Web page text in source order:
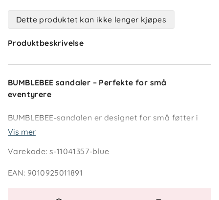
Dette produktet kan ikke lenger kjøpes
Produktbeskrivelse
BUMBLEBEE sandaler – Perfekte for små
eventyrere
BUMBLEBEE-sandalen er designet for små føtter i
bevegelse. Med sin lukkede tå, lettvektsåle og
og frihet for barn som utforsker verden.
Vis mer
Varekode:s-11041357-blue
EAN:9010925011891